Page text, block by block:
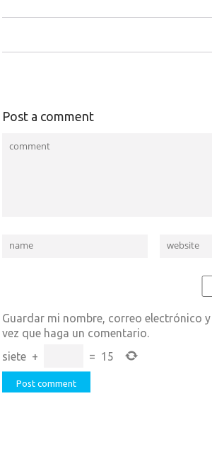
Post a comment
Guardar mi nombre, correo electrónico
vez que haga un comentario.
siete + = 15